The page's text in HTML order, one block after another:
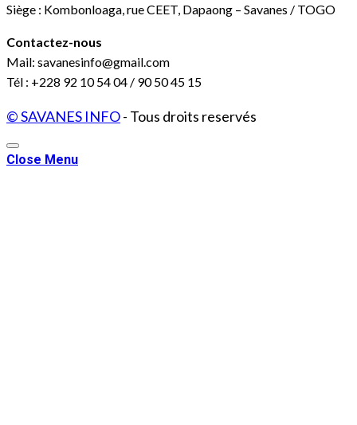
Siège : Kombonloaga, rue CEET, Dapaong – Savanes / TOGO
Contactez-nous
Mail: savanesinfo@gmail.com
Tél : +228 92 10 54 04 / 90 50 45 15
© SAVANES INFO- Tous droits reservés
Close Menu